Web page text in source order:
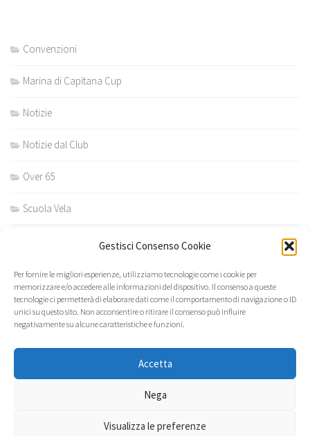
Gestisci Consenso Cookie
Per fornire le migliori esperienze, utilizziamo tecnologie come i cookie per
memorizzare e/o accedere alle informazioni del dispositivo. Il consenso a queste
tecnologie ci permetterà di elaborare dati come il comportamento di navigazione o ID
unici su questo sito. Non acconsentire o ritirare il consenso può influire
negativamente su alcune caratteristiche e funzioni.
Accetta
Nega
Visualizza le preferenze
Convenzioni
Marina di Capitana Cup
Notizie
Notizie dal Club
Over 65
Scuola Vela
Scuola vela invernale